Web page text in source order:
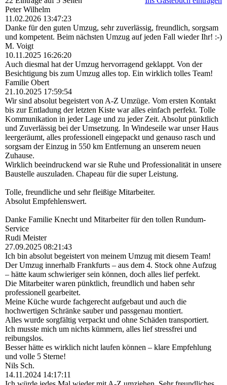
Peter Wilhelm
11.02.2026 13:47:23
Danke für den guten Umzug, sehr zuverlässig, freundlich, sorgsam
und kompetent. Beim nächsten Umzug auf jeden Fall wieder Ihr! :-)
M. Voigt
10.11.2025 16:26:20
Auch diesmal hat der Umzug hervorragend geklappt. Von der
Besichtigung bis zum Umzug alles top. Ein wirklich tolles Team!
Familie Obert
21.10.2025 17:59:54
Wir sind absolut begeistert von A-Z Umzüge. Vom ersten Kontakt
bis zur Entladung der letzten Kiste war alles einfach perfekt. Tolle
Kommunikation in jeder Lage und zu jeder Zeit. Absolut pünktlich
und Zuverlässig bei der Umsetzung. In Windeseile war unser Haus
leergeräumt, alles professionell eingepackt und genauso rasch und
sorgsam der Einzug in 550 km Entfernung an unserem neuen
Zuhause.
Wirklich beeindruckend war sie Ruhe und Professionalität in unsere
Baustelle auszuladen. Chapeau für die super Leistung.
Tolle, freundliche und sehr fleißige Mitarbeiter.
Absolut Empfehlenswert.
Danke Familie Knecht und Mitarbeiter für den tollen Rundum-
Service
Rudi Meister
27.09.2025 08:21:43
Ich bin absolut begeistert von meinem Umzug mit diesem Team!
Der Umzug innerhalb Frankfurts – aus dem 4. Stock ohne Aufzug
– hätte kaum schwieriger sein können, doch alles lief perfekt.
Die Mitarbeiter waren pünktlich, freundlich und haben sehr
professionell gearbeitet.
Meine Küche wurde fachgerecht aufgebaut und auch die
hochwertigen Schränke sauber und passgenau montiert.
Alles wurde sorgfältig verpackt und ohne Schäden transportiert.
Ich musste mich um nichts kümmern, alles lief stressfrei und
reibungslos.
Besser hätte es wirklich nicht laufen können – klare Empfehlung
und volle 5 Sterne!
Nils Sch.
14.11.2024 14:17:11